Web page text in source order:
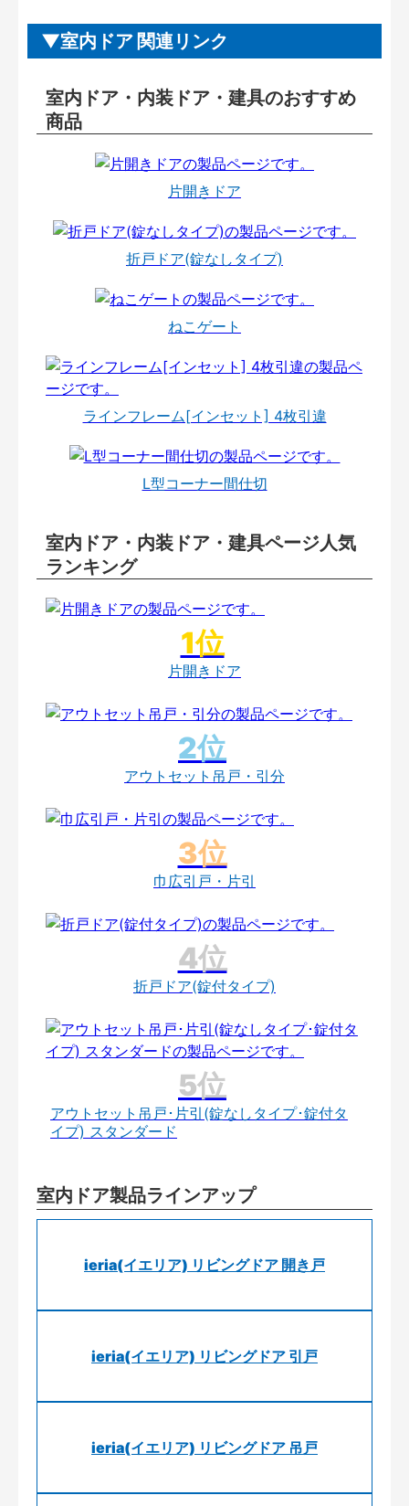
室内ドア 関連リンク
室内ドア・内装ドア・建具のおすすめ
商品
片開きドア
折戸ドア(錠なしタイプ)
ねこゲート
ラインフレーム[インセット] 4枚引違
L型コーナー間仕切
室内ドア・内装ドア・建具ページ人気
ランキング
片開きドア
アウトセット吊戸・引分
巾広引戸・片引
折戸ドア(錠付タイプ)
アウトセット吊戸･片引(錠なしタイプ･錠付タ
イプ) スタンダード
室内ドア製品ラインアップ
ieria(イエリア) リビングドア 開き戸
ieria(イエリア) リビングドア 引戸
ieria(イエリア) リビングドア 吊戸